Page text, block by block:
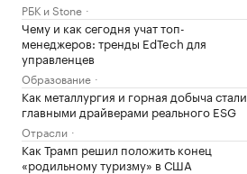
РБК и Stone
Чему и как сегодня учат топ-
менеджеров: тренды EdTech для
управленцев
Образование
Как металлургия и горная добыча стали
главными драйверами реального ESG
Отрасли
Как Трамп решил положить конец
«родильному туризму» в США